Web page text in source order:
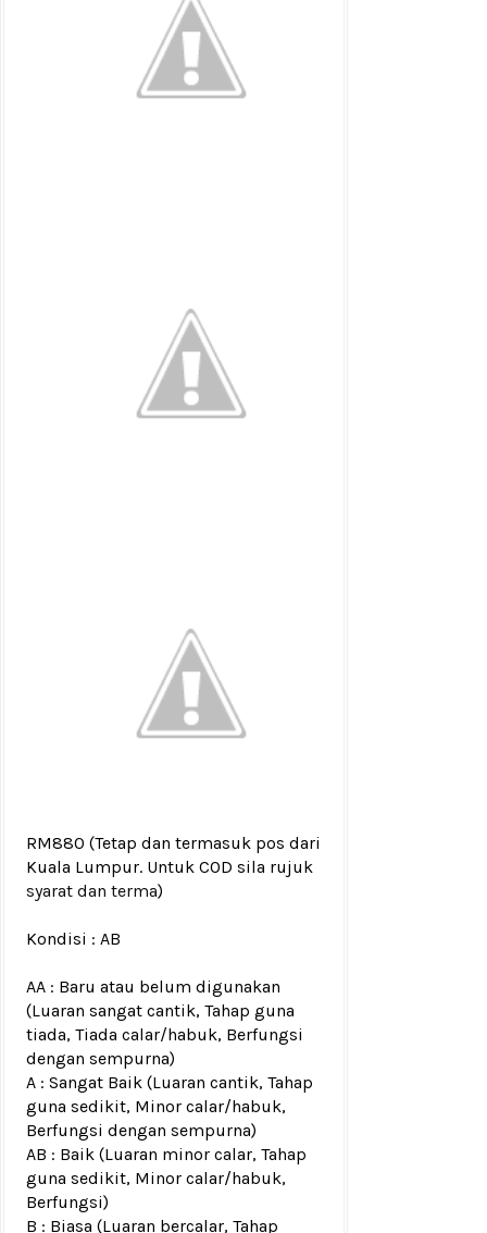
RM880 (Tetap dan termasuk pos dari
Kuala Lumpur. Untuk COD sila rujuk
syarat dan terma)
Kondisi : AB
AA : Baru atau belum digunakan
(Luaran sangat cantik, Tahap guna
tiada, Tiada calar/habuk, Berfungsi
dengan sempurna)
A : Sangat Baik (Luaran cantik, Tahap
guna sedikit, Minor calar/habuk,
Berfungsi dengan sempurna)
AB : Baik (Luaran minor calar, Tahap
guna sedikit, Minor calar/habuk,
Berfungsi)
B : Biasa (Luaran bercalar, Tahap